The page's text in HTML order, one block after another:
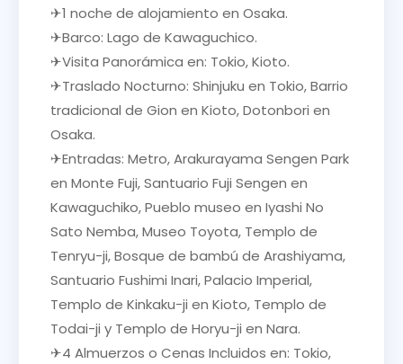
✈1 noche de alojamiento en Osaka.
✈Barco: Lago de Kawaguchico.
✈Visita Panorámica en: Tokio, Kioto.
✈Traslado Nocturno: Shinjuku en Tokio, Barrio
tradicional de Gion en Kioto, Dotonbori en
Osaka.
✈Entradas: Metro, Arakurayama Sengen Park
en Monte Fuji, Santuario Fuji Sengen en
Kawaguchiko, Pueblo museo en Iyashi No
Sato Nemba, Museo Toyota, Templo de
Tenryu-ji, Bosque de bambú de Arashiyama,
Santuario Fushimi Inari, Palacio Imperial,
Templo de Kinkaku-ji en Kioto, Templo de
Todai-ji y Templo de Horyu-ji en Nara.
✈4 Almuerzos o Cenas Incluidos en: Tokio,